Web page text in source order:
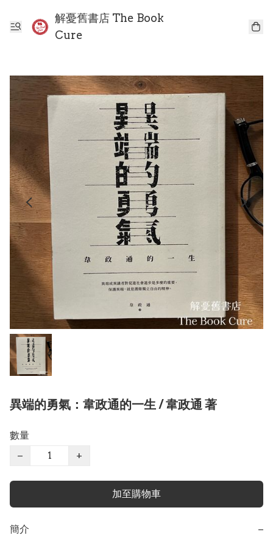
解憂舊書店 The Book
Cure
異端的勇氣：韋政通的一生 / 韋政通 著
數量
−
+
加至購物車
簡介 −